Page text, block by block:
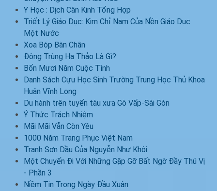
Y Học : Dịch Cân Kinh Tổng Hợp
Triết Lý Giáo Dục: Kim Chỉ Nam Của Nền Giáo Dục
Một Nước
Xoa Bóp Bàn Chân
Đông Trùng Hạ Thảo Là Gì?
Bốn Mươi Năm Cuộc Tình
Danh Sách Cựu Học Sinh Trường Trung Học Thủ Khoa
Huân Vĩnh Long
Du hành trên tuyến tàu xưa Gò Vấp-Sài Gòn
Ý Thức Trách Nhiệm
Mãi Mãi Vẫn Còn Yêu
1000 Năm Trang Phục Việt Nam
Tranh Sơn Dầu Của Nguyễn Như Khôi
Một Chuyến Đi Với Những Gặp Gỡ Bất Ngờ Đầy Thú Vị
- Phần 3
Niềm Tin Trong Ngày Đầu Xuân